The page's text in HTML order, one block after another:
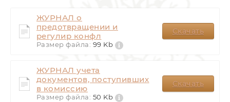
ЖУРНАЛ о
предотвращении и
регулир конфл
Размер файла: 99 Kb
Скачать
ЖУРНАЛ учета
документов, поступивших
в комиссию
Размер файла: 50 Kb
Скачать